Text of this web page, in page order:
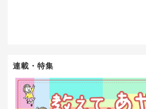
連載・特集